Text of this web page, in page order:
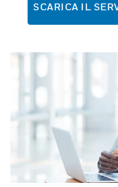
SCARICA IL